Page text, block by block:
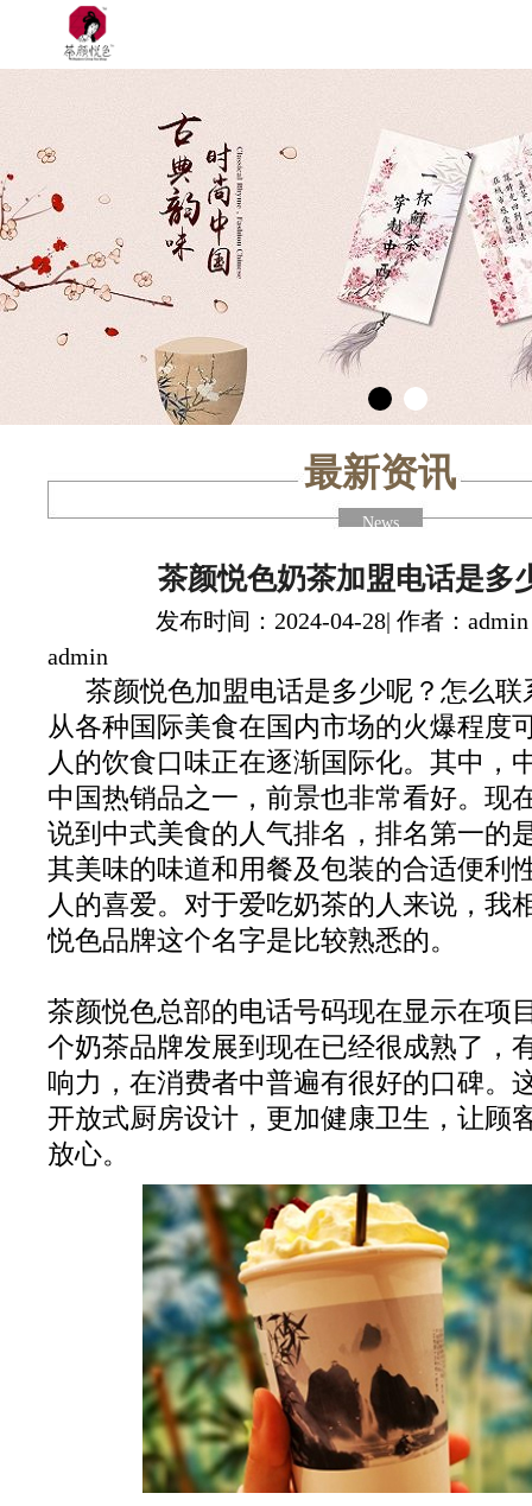
最新资讯
News
茶颜悦色奶茶加盟电话是多
发布时间：2024-04-28| 作者：
admin
茶颜悦色加盟电话是多少呢？怎么联
从各种国际美食在国内市场的火爆程度
人的饮食口味正在逐渐国际化。其中，
中国热销品之一，前景也非常看好。现
说到中式美食的人气排名，排名第一的
其美味的味道和用餐及包装的合适便利
人的喜爱。对于爱吃奶茶的人来说，我
悦色品牌这个名字是比较熟悉的。
茶颜悦色总部的电话号码现在显示在项
个奶茶品牌发展到现在已经很成熟了，
响力，在消费者中普遍有很好的口碑。
开放式厨房设计，更加健康卫生，让顾
放心。